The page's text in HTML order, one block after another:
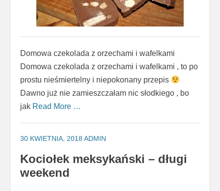
Domowa czekolada z orzechami i wafelkami
Domowa czekolada z orzechami i wafelkami , to po
prostu nieśmiertelny i niepokonany przepis
Dawno już nie zamieszczałam nic słodkiego , bo
jak Read More …
30 KWIETNIA, 2018 ADMIN
Kociołek meksykański – długi
weekend